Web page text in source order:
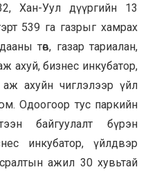
Хан-Уул дүүргийн 13
539 га газрыг хамрах
төв, газар тариалан,
ахуй, бизнес инкубатор,
аж ахуйн чиглэлээр үйл
Одоогоор тус паркийн
байгуулалт бүрэн
инкубатор, үйлдвэр
ажил 30 хувьтай